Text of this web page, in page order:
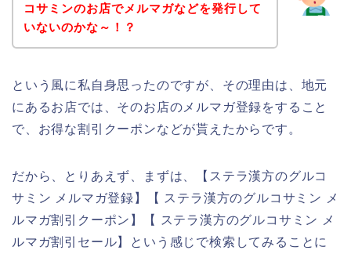
コサミンのお店でメルマガなどを発行して
いないのかな～！？
という風に私自身思ったのですが、その理由は、地元
にあるお店では、そのお店のメルマガ登録をすること
で、お得な割引クーポンなどが貰えたからです。
だから、とりあえず、まずは、【ステラ漢方のグルコ
サミン メルマガ登録】【 ステラ漢方のグルコサミン メ
ルマガ割引クーポン】【 ステラ漢方のグルコサミン メ
ルマガ割引セール】という感じで検索してみることに